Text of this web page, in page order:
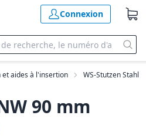
Connexion
et aides à l'insertion WS-Stutzen Stahl
90 mm